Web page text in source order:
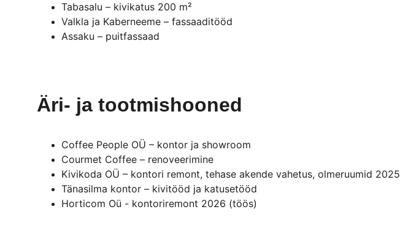
Tabasalu – kivikatus 200 m²
Valkla ja Kaberneeme – fassaaditööd
Assaku – puitfassaad
Äri- ja tootmishooned
Coffee People OÜ – kontor ja showroom
Courmet Coffee – renoveerimine
Kivikoda OÜ – kontori remont, tehase akende vahetus, olmeruumid 2025
Tänasilma kontor – kivitööd ja katusetööd
Horticom Oü - kontoriremont 2026 (töös)